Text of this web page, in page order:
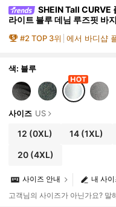
SHEIN Tall CURVE
라이트 블루 데님 루즈핏 바
여성 그런지 하이 웨이스트
#2 TOP 3위 에서 바디샵
색: 블루
사이즈 US
12 (0XL) 14 (1XL)
20(4XL)
내 사
사이즈 안내
고객님의 사이즈가 아닌가요? 말